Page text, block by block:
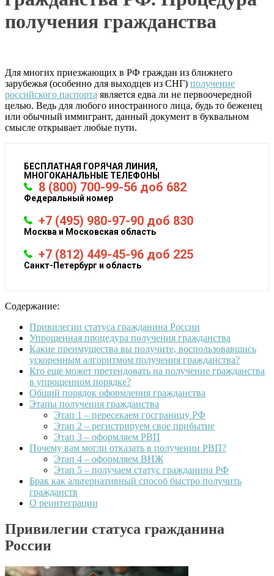
получения гражданства
Для многих приезжающих в РФ граждан из ближнего
зарубежья (особенно для выходцев из СНГ) получение
российского паспорта является едва ли не первоочередной
целью. Ведь для любого иностранного лица, будь то беженец
или обычный иммигрант, данный документ в буквальном
смысле открывает любые пути.
БЕСПЛАТНАЯ ГОРЯЧАЯ ЛИНИЯ,
МНОГОКАНАЛЬНЫЕ ТЕЛЕФОНЫ
8 (800) 700-99-56 доб 682
Федеральный номер
+7 (495) 980-97-90 доб 830
Москва и Московская область
+7 (812) 449-45-96 доб 225
Санкт-Петербург и область
Содержание:
Привилегии статуса гражданина России
Упрощенная процедура получения гражданства
Какие преимущества вы получите, воспользовавшись
ускоренным алгоритмом получения гражданства?
Кто еще может претендовать на получение гражданства
в упрощенном порядке?
Общий порядок оформления гражданства
Этапы получения гражданства
Этап 1 – пересекаем госграницу РФ
Этап 2 – регистрируем свое прибытие
Этап 3 – оформляем РВП
Почему вам могли отказать в получении РВП?
Этап 4 – оформляем ВНЖ
Этап 5 – получаем статус гражданина РФ
Брак как альтернативный способ быстро получить
гражданств
О реинтеграции
Привилегии статуса гражданина
России